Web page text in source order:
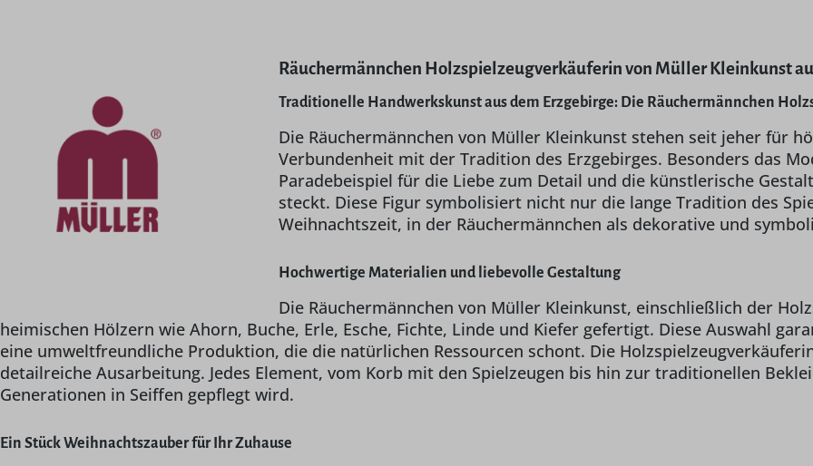
Räuchermännchen Holzspielzeugverkäuferin von Müller Kleinkunst
Traditionelle Handwerkskunst aus dem Erzgebirge: Die Räuchermännchen
Die Räuchermännchen von Müller Kleinkunst stehen seit jeher für
Verbundenheit mit der Tradition des Erzgebirges. Besonders das
Paradebeispiel für die Liebe zum Detail und die künstlerische
steckt. Diese Figur symbolisiert nicht nur die lange Tradition des
Weihnachtszeit, in der Räuchermännchen als dekorative und
Hochwertige Materialien und liebevolle Gestaltung
Die Räuchermännchen von Müller Kleinkunst, einschließlich der
heimischen Hölzern wie Ahorn, Buche, Erle, Esche, Fichte, Linde und Kiefer gefertigt. Diese Auswahl
eine umweltfreundliche Produktion, die die natürlichen Ressourcen schont. Die
detailreiche Ausarbeitung. Jedes Element, vom Korb mit den Spielzeugen bis hin zur traditionellen
Generationen in Seiffen gepflegt wird.
Ein Stück Weihnachtszauber für Ihr Zuhause